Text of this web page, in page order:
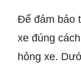
Để đảm bảo
xe đúng
hỏng xe.